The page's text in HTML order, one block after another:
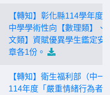
【轉知】彰化縣114學年度
中學學術性向【數理類】、
文類】資賦優異學生鑑定安
章各1份。
【轉知】衛生福利部（中一
114年度「嚴重情緒行為者